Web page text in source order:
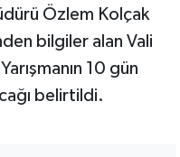
Özlem Kolçak
bilgiler alan Vali
10 gün
belirtildi.